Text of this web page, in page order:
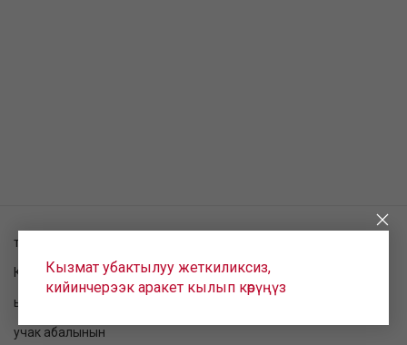
Кызмат убактылуу жеткиликсиз,
кийинчерээк аракет кылып көрүңүз
токтому текшерилет
Катталуу
ырааттама
учак абалынын